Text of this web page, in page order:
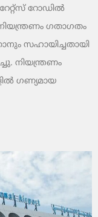
റോഡിൽ
ഗതാഗതം
സഹായിച്ചതായി
നിയന്ത്രണം
ഗണ്യമായ